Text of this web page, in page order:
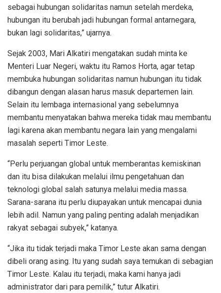
sebagai hubungan solidaritas namun setelah merdeka,
hubungan itu berubah jadi hubungan formal antarnegara,
bukan lagi solidaritas,” ujarnya.
Sejak 2003, Mari Alkatiri mengatakan sudah minta ke
Menteri Luar Negeri, waktu itu Ramos Horta, agar tetap
membuka hubungan solidaritas namun hubungan itu tidak
dibangun dengan alasan harus masuk departemen lain.
Selain itu lembaga internasional yang sebelumnya
membantu menyatakan bahwa mereka tidak mau membantu
lagi karena akan membantu negara lain yang mengalami
masalah seperti Timor Leste.
“Perlu perjuangan global untuk memberantas kemiskinan
dan itu bisa dilakukan melalui ilmu pengetahuan dan
teknologi global salah satunya melalui media massa.
Sarana-sarana itu perlu diupayakan untuk mencapai dunia
lebih adil. Namun yang paling penting adalah menjadikan
rakyat sebagai subyek,” katanya.
“Jika itu tidak terjadi maka Timor Leste akan sama dengan
dibeli orang asing. Itu yang sudah saya temukan di sebagian
Timor Leste. Kalau itu terjadi, maka kami hanya jadi
administrator dari para pemilik,” tutur Alkatiri.